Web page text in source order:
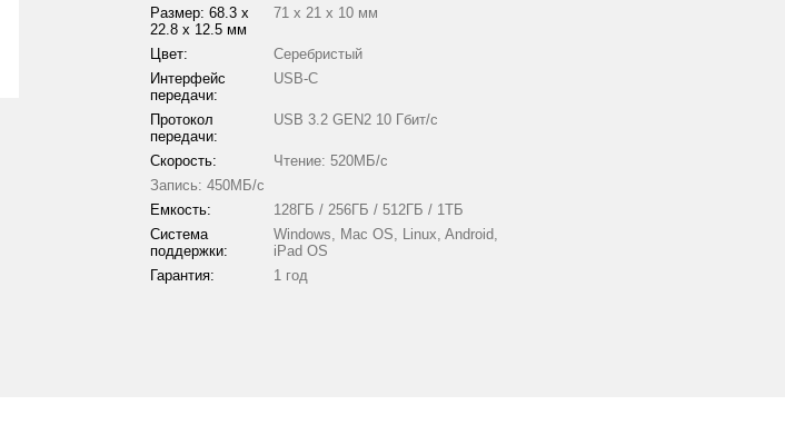
Размер: 68.3 х
22.8 х 12.5 мм
71 х 21 х 10 мм
Цвет:
Серебристый
Интерфейс
передачи:
USB-С
Протокол
передачи:
USB 3.2 GEN2 10 Гбит/с
Скорость:
Чтение: 520МБ/с
Запись: 450МБ/с
Емкость:
128ГБ / 256ГБ / 512ГБ / 1ТБ
Система
поддержки:
Windows, Mac OS, Linux, Android,
iPad OS
Гарантия:
1 год